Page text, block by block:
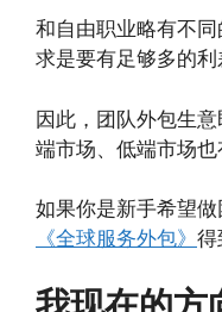
和自由职业略有不
求是要有足够多的利
因此，团队外包生
端市场、低端市场也
如果你是新手希望
《全球服务外包》 得